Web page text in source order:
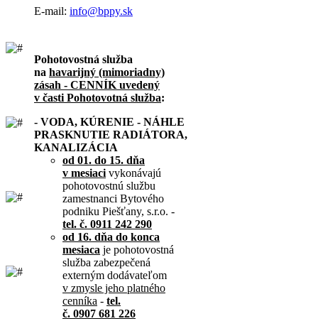
E-mail: info@bppy.sk
Pohotovostná služba
na havarijný (mimoriadny)
zásah - CENNÍK uvedený
v časti Pohotovotná služba:
- VODA, KÚRENIE - NÁHLE
PRASKNUTIE RADIÁTORA,
KANALIZÁCIA
od 01. do 15. dňa
v mesiaci vykonávajú
pohotovostnú službu
zamestnanci Bytového
podniku Piešťany, s.r.o. -
tel. č. 0911 242 290
od 16. dňa do konca
mesiaca je pohotovostná
služba zabezpečená
externým dodávateľom
v zmysle jeho platného
cenníka - tel.
č. 0907 681 226